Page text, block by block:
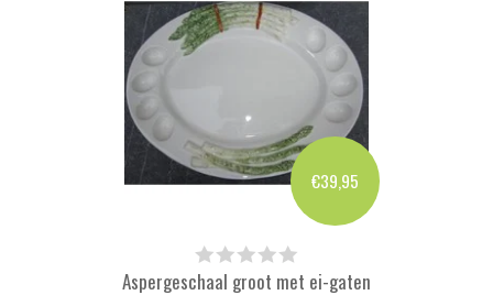
€39,95
Aspergeschaal groot met ei-gaten